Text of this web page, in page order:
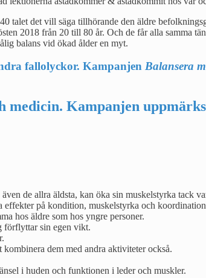
talet det vill säga tillhörande den äldre
2018 från 20 till 80 år. Och de får alla samma
balans vid ökad ålder en myt.
fallolyckor. Kampanjen Balansera
medicin. Kampanjen
de allra äldsta, kan öka sin muskelstyrka tack
på kondition, muskelstyrka och
hos äldre som hos yngre personer.
förflyttar sin egen vikt.
kombinera dem med andra aktiviteter också.
i huden och funktionen i leder och muskler.